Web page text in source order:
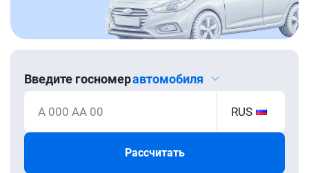
Введите госномеравтомобиля
А 000 АА 00 RUS
Рассчитать